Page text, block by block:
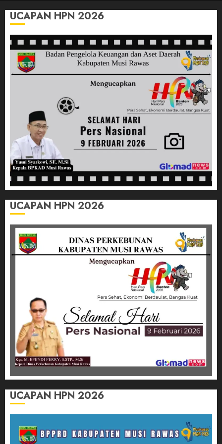
Wakili
Sumsel
O2SN
Nasional
Cabor
Bulutangkis
UCAPAN HPN 2026
UCAPAN HPN 2026
UCAPAN HPN 2026